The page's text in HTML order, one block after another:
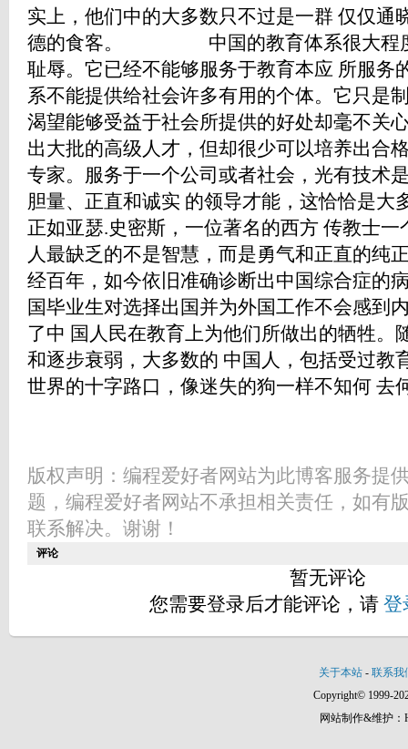
实上，他们中的大多数只不过是一群 仅仅通
德的食客。 中国的教育体系很大程度
耻辱。它已经不能够服务于教育本应 所服务
系不能提供给社会许多有用的个体。它只是
渴望能够受益于社会所提供的好处却毫不
出大批的高级人才，但却很少可以培养出合
专家。服务于一个公司或者社会，光有技术
胆量、正直和诚实 的领导才能，这恰恰是大
正如亚瑟.史密斯，一位著名的西方 传教士
人最缺乏的不是智慧，而是勇气和正直的纯
经百年，如今依旧准确诊断出中国综
国毕业生对选择出国并为外国工作不会感到
了中 国人民在教育上为他们所做出的牺牲。
和逐步衰弱，大多数的 中国人，包括受过教
世界的十字路口，像迷失的狗一样不知何 去
版权声明：编程爱好者网站为此博客服务提
题，编程爱好者网站不承担相关责任，如有
联系解决。谢谢！
评论
暂无评论
您需要登录后才能评论，请 登
关于本站 - 联系我
Copyright© 1999-
网站制作&维护